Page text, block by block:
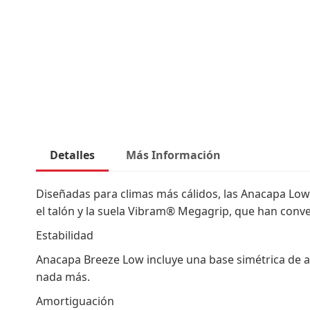
Detalles
Diseñadas para climas más cálidos, las Anacapa
el talón y la suela Vibram® Megagrip, que han
Estabilidad
Anacapa Breeze Low incluye una base simétrica
nada más.
Amortiguación
Más Información